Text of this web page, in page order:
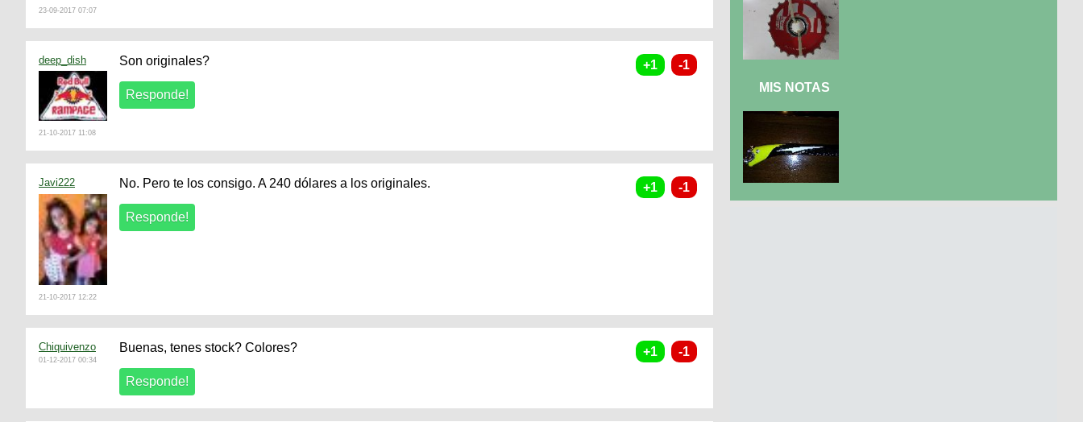
23-09-2017 07:07
deep_dish
21-10-2017 11:08
Son originales?
Javi222
21-10-2017 12:22
No. Pero te los consigo. A 240 dólares a los originales.
Chiquivenzo
01-12-2017 00:34
Buenas, tenes stock? Colores?
MIS NOTAS